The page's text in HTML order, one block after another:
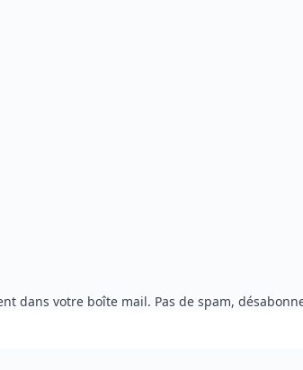
dans votre boîte mail. Pas de spam,